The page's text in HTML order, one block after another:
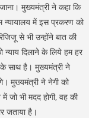
मुख्यमंत्री ने कहा कि
में इस प्रकरण को
से भी उन्होंने बात की
दिलाने के लिये हम हर
साथ है। मुख्यमंत्री ने
मुख्यमंत्री ने नेगी को
जो भी मदद होगी, वह की
जताया है।